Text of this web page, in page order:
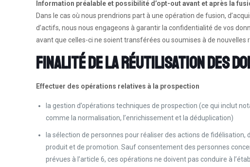
Information préalable et possibilité d’opt-out avant et après la
Dans le cas où nous prendrions part à une opération de fusion,
d’actifs, nous nous engageons à garantir la confidentialité de vos
avant que celles-ci ne soient transférées ou soumises à de nouvelles
Finalité de la réutilisation des
Effectuer des opérations relatives à la prospection
la gestion d’opérations techniques de prospection (ce qui inclut
comme la normalisation, l’enrichissement et la déduplication)
la sélection de personnes pour réaliser des actions de fidélisation,
produit et de promotion. Sauf consentement des personnes
prévues à l’article 6, ces opérations ne doivent pas conduire à